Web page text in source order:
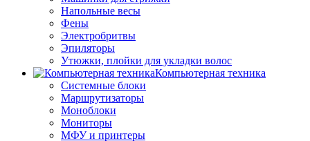
Напольные весы
Фены
Электробритвы
Эпиляторы
Утюжки, плойки для укладки волос
Компьютерная техника
Системные блоки
Маршрутизаторы
Моноблоки
Мониторы
МФУ и принтеры